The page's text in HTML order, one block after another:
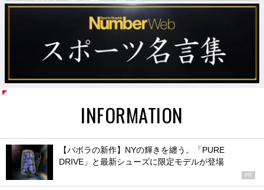
INFORMATION
【バボラの新作】NYの輝きを纏う。「PURE
DRIVE」と最新シューズに限定モデルが登場
PR